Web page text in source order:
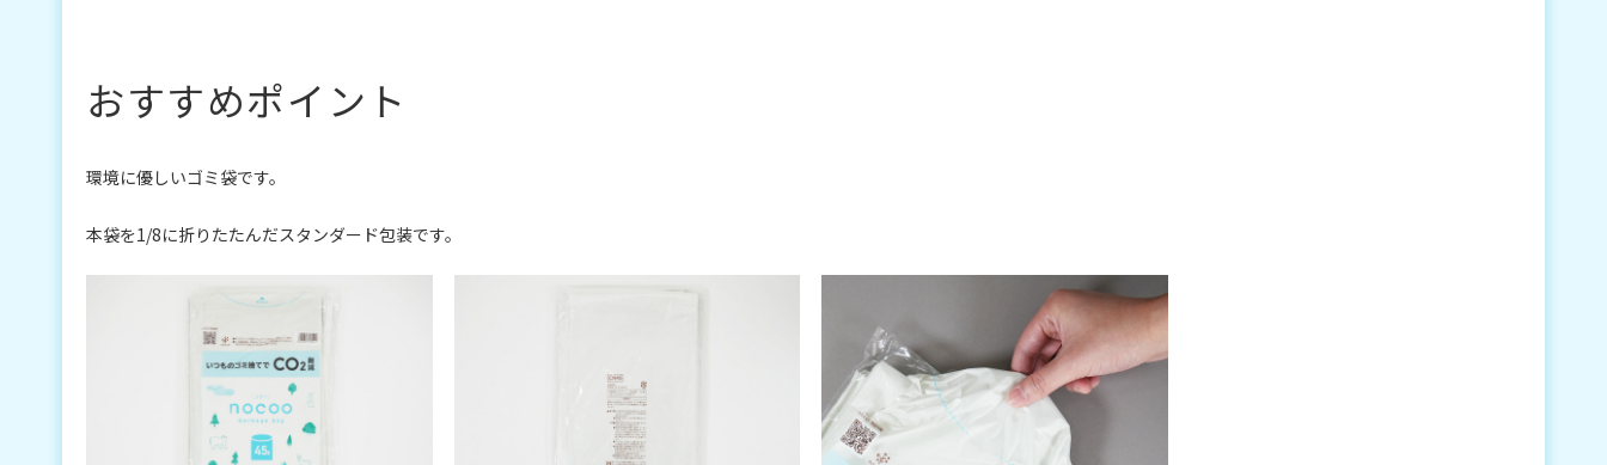
おすすめポイント
環境に優しいゴミ袋です。
本袋を1/8に折りたたんだスタンダード包装です。